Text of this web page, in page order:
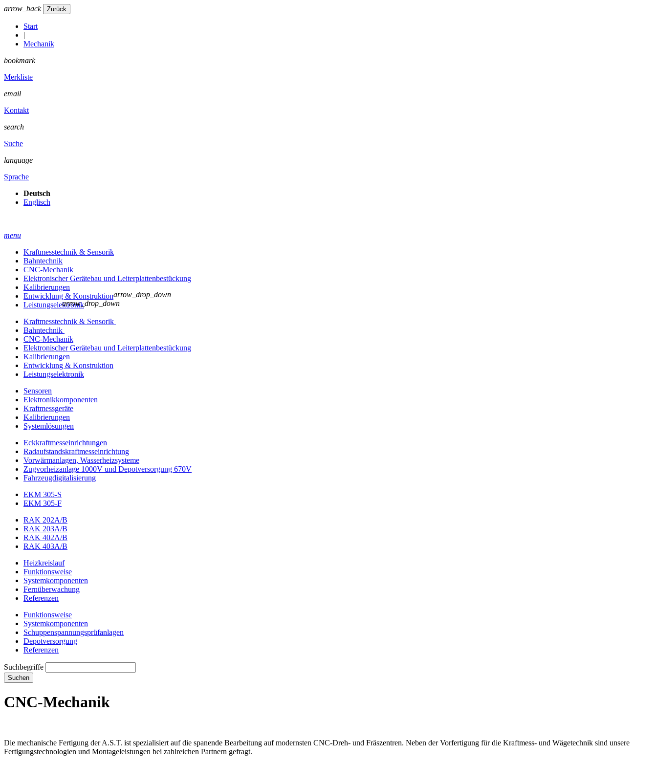
arrow_back
Start
|
Mechanik
bookmark
Merkliste
email
Kontakt
search
Suche
language
Sprache
Deutsch
Englisch
menu
Kraftmesstechnik & Sensorik
Bahntechnik
CNC-Mechanik
Elektronischer Gerätebau und Leiterplatten­bestückung
Kalibrierungen
Entwicklung & Konstruktion
Leistungselektronik
Kraftmesstechnik & Sensorik
arrow_drop_down
Bahntechnik
arrow_drop_down
CNC-Mechanik
Elektronischer Gerätebau und Leiterplatten­bestückung
Kalibrierungen
Entwicklung & Konstruktion
Leistungselektronik
Sensoren
Elektronikkomponenten
Kraftmessgeräte
Kalibrierungen
Systemlösungen
Eckkraftmess­einrichtungen
Radaufstands­kraftmess­einrichtung
Vorwärmanlagen, Wasserheizsysteme
Zugvorheizanlage 1000V und Depotversorgung 670V
Fahrzeugdigitalisierung
EKM 305-S
EKM 305-F
RAK 202A/B
RAK 203A/B
RAK 402A/B
RAK 403A/B
Heizkreislauf
Funktionsweise
Systemkomponenten
Fernüberwachung
Referenzen
Funktionsweise
Systemkomponenten
Schuppenspannungs­prüfanlagen
Depotversorgung
Referenzen
Suchbegriffe
Suchen
CNC-Mechanik
Die mechanische Fertigung der A.S.T. ist spezialisiert auf die spanende Bearbeitung auf modernsten CNC-Dreh- und Fräszentren. Neben der Vorfertigung für die Kraftmess- und Wägetechnik sind unsere
Fertigungstechnologien und Montageleistungen bei zahlreichen Partnern gefragt.